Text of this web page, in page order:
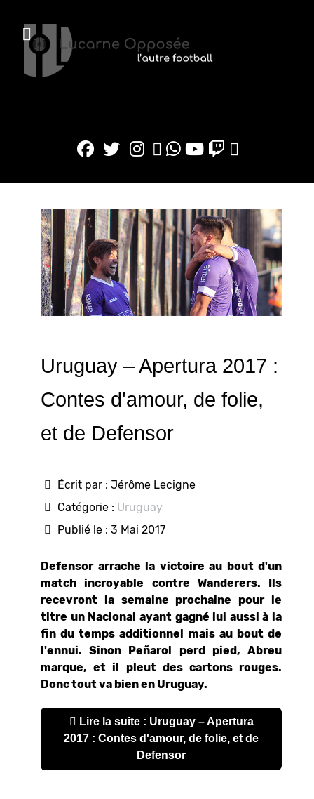
Uruguay – Apertura 2017 :
Contes d'amour, de folie,
et de Defensor
Écrit par : Jérôme Lecigne
Catégorie : Uruguay
Publié le : 3 Mai 2017
Defensor arrache la victoire au bout d'un
match incroyable contre Wanderers. Ils
recevront la semaine prochaine pour le
titre un Nacional ayant gagné lui aussi à la
fin du temps additionnel mais au bout de
l'ennui. Sinon Peñarol perd pied, Abreu
marque, et il pleut des cartons rouges.
Donc tout va bien en Uruguay.
Lire la suite : Uruguay – Apertura
2017 : Contes d'amour, de folie, et de
Defensor